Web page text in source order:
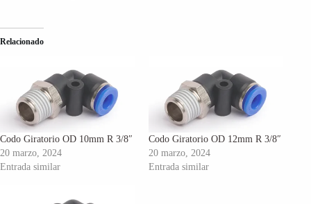
Relacionado
Codo Giratorio OD 10mm R 3/8″
20 marzo, 2024
Entrada similar
Codo Giratorio OD 12mm R 3/8″
20 marzo, 2024
Entrada similar